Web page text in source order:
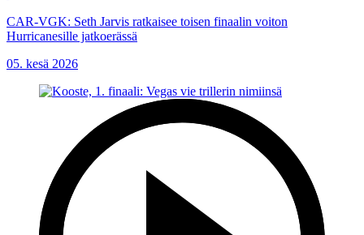
CAR-VGK: Seth Jarvis ratkaisee toisen finaalin voiton
Hurricanesille jatkoerässä
05. kesä 2026